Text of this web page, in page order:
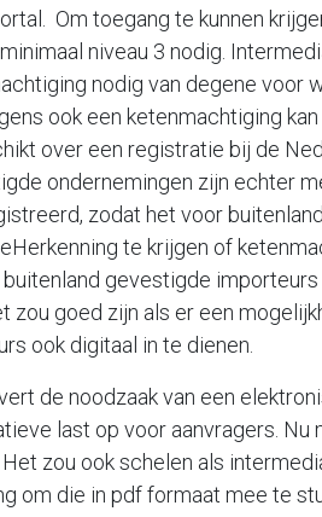
Om toegang te kunnen
niveau 3 nodig.
nodig van degene voor
ook een ketenmachtiging
over een registratie bij de
ondernemingen zijn echter
zodat het voor
te krijgen of
buitenland gevestigde
zou goed zijn als er een
ook digitaal in te dienen.
de noodzaak van een
last op voor aanvragers.
zou ook schelen als
om die in pdf formaat mee te